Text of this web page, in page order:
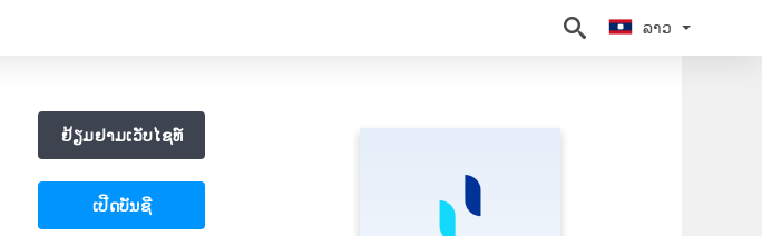
ລາວ
ຢ້ຽມຢາມເວັບໄຊທ໌
ເປີດບັນຊີ